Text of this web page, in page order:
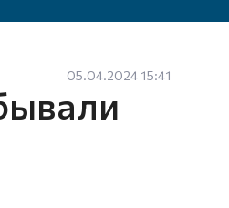
05.04.2024 15:41